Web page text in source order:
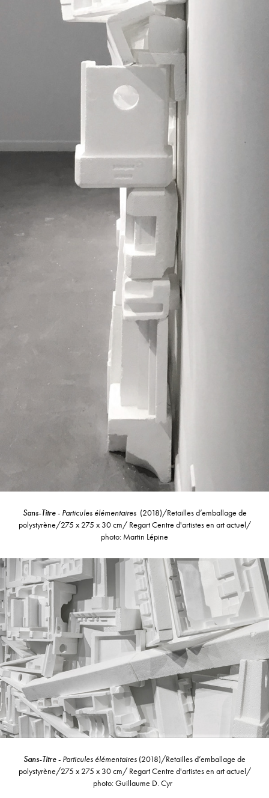
Sans-Titre- Particules élémentaires (2018)/Retailles d’emballage de
polystyrène/275 x 275 x 30 cm/ Regart Centre d'artistes en art actuel/
photo: Martin Lépine
Sans-Titre- Particules élémentaires (2018)/Retailles d’emballage de
polystyrène/275 x 275 x 30 cm/ Regart Centre d'artistes en art actuel/
photo: Guillaume D. Cyr